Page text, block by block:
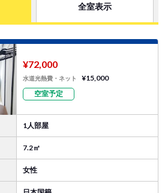
全室表示
¥72,000
水道光熱費・ネット
¥15,000
空室予定
1人部屋
7.2㎡
女性